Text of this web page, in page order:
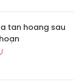
tan hoang sau